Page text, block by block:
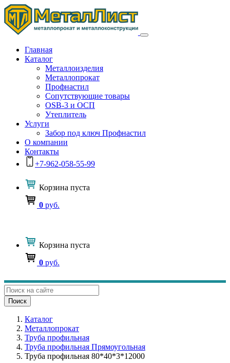
Главная
Каталог
Металлоизделия
Металлопрокат
Профнастил
Сопутствующие товары
OSB-3 и ОСП
Утеплитель
Услуги
Забор под ключ Профнастил
О компании
Контакты
+7-962-058-55-99
Корзина пуста
0 руб.
Корзина пуста
0 руб.
Поиск
Каталог
Металлопрокат
Труба профильная
Труба профильная Прямоугольная
Труба профильная 80*40*3*12000